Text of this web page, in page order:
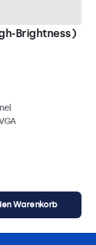
Brightness)
Warenkorb